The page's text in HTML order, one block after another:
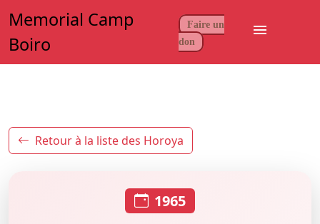
Memorial Camp
Boiro
Faire un
don
menu
Retour à la liste des Horoya
1965